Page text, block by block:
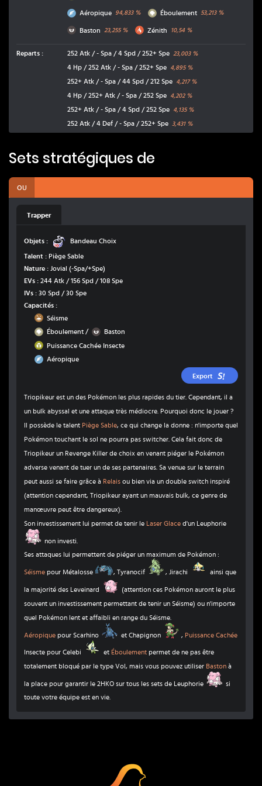
VolAéropique 94,833% Roche
Éboulement 53,213%
Ténèbres
Baston 23,255% Feu
Zénith 10,54%
Reparts : 252 Atk / - Spa / 4 Spd / 252+ Spe 23,003%
4 Hp / 252 Atk / - Spa / 252+ Spe 4,895%
252+ Atk / - Spa / 44 Spd / 212 Spe 4,217%
4 Hp / 252+ Atk / - Spa / 252 Spe 4,202%
252+ Atk / - Spa / 4 Spd / 252 Spe 4,135%
252 Atk / 4 Def / - Spa / 252+ Spe 3,431%
Sets stratégiques de
OU
Trapper
Objets : Bandeau Choix
Talent : Piège Sable
Nature : Jovial (-Spa/+Spe)
EVs : 244 Atk / 156 Spd / 108 Spe
IVs : 30 Spd / 30 Spe
Capacités :
SolSéisme
Roche
Éboulement / Ténèbres
Baston
Insecte
Puissance Cachée Insecte
VolAéropique
Export
Triopikeur est un des Pokémon les plus rapides du tier. Cependant, il a
un bulk abyssal et une attaque très médiocre. Pourquoi donc le jouer ?
Il possède le talent Piège Sable, ce qui change la donne : n'importe quel
Pokémon touchant le sol ne pourra pas switcher. Cela fait donc de
Triopikeur un Revenge Killer de choix en venant piéger le Pokémon
adverse venant de tuer un de ses partenaires. Sa venue sur le terrain
peut aussi se faire grâce à Relais ou bien via un double switch inspiré
(attention cependant, Triopikeur ayant un mauvais bulk, ce genre de
manœuvre peut être dangereux).
Son investissement lui permet de tenir le Laser Glace d'un Leuphorie
non investi.
Ses attaques lui permettent de piéger un maximum de Pokémon :
Séisme pour Métalosse
Métalosse
, Tyranocif
Tyranocif
, Jirachi
Jirachi
ainsi que
la majorité des Leveinard
(attention ces Pokémon auront le plus
souvent un investissement permettant de tenir un Séisme) ou n'importe
quel Pokémon lent et affaibli en range du Séisme.
Aéropique pour Scarhino et Chapignon Puissance Cachée
Insecte pour Celebi
Celebi
et Éboulement permet de ne pas être
totalement bloqué par le type Vol, mais vous pouvez utiliser Baston à
la place pour garantir le 2HKO sur tous les sets de Leuphorie
si
toute votre équipe est en vie.